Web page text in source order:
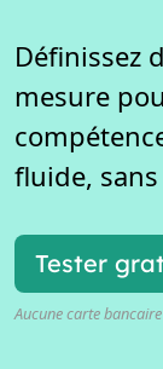
Définissez
mesure
fluide,
Tester
Aucune carte